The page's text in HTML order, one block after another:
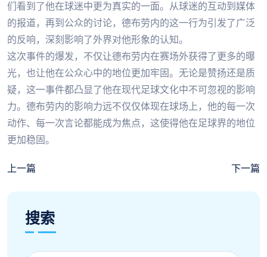
们看到了他在球迷中更为真实的一面。从球迷的互动到媒体
的报道，再到公众的讨论，德布劳内的这一行为引发了广泛
的反响，深刻影响了外界对他形象的认知。
这次事件的爆发，不仅让德布劳内在赛场外获得了更多的曝
光，也让他在公众心中的地位更加牢固。无论是赞扬还是质
疑，这一事件都凸显了他在现代足球文化中不可忽视的影响
力。德布劳内的影响力远不仅仅体现在球场上，他的每一次
动作、每一次言论都能成为焦点，这使得他在足球界的地位
更加稳固。
上一篇 下一篇
搜索